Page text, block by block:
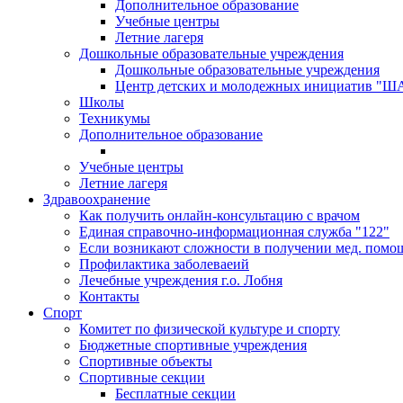
Дополнительное образование
Учебные центры
Летние лагеря
Дошкольные образовательные учреждения
Дошкольные образовательные учреждения
Центр детских и молодежных инициатив
Школы
Техникумы
Дополнительное образование
Учебные центры
Летние лагеря
Здравоохранение
Как получить онлайн-консультацию с врачом
Единая справочно-информационная служба "122"
Если возникают сложности в получении мед.
Профилактика заболеваеий
Лечебные учреждения г.о. Лобня
Контакты
Спорт
Комитет по физической культуре и спорту
Бюджетные спортивные учреждения
Спортивные объекты
Спортивные секции
Бесплатные секции